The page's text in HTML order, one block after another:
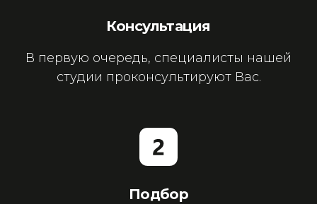
Консультация
В первую очередь, специалисты нашей
студии проконсультируют Вас.
Подбор